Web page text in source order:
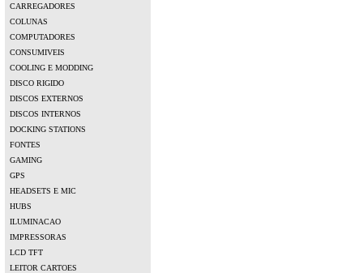
CARREGADORES
COLUNAS
COMPUTADORES
CONSUMIVEIS
COOLING E MODDING
DISCO RIGIDO
DISCOS EXTERNOS
DISCOS INTERNOS
DOCKING STATIONS
FONTES
GAMING
GPS
HEADSETS E MIC
HUBS
ILUMINACAO
IMPRESSORAS
LCD TFT
LEITOR CARTOES